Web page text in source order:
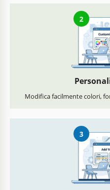
2
Modifica facilmente colori,
3